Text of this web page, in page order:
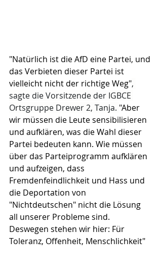
"Natürlich ist die AfD eine Partei, und
das Verbieten dieser Partei ist
vielleicht nicht der richtige Weg",
sagte die Vorsitzende der IGBCE
Ortsgruppe Drewer 2, Tanja. "Aber
wir müssen die Leute sensibilisieren
und aufklären, was die Wahl dieser
Partei bedeuten kann. Wie müssen
über das Parteiprogramm aufklären
und aufzeigen, dass
Fremdenfeindlichkeit und Hass und
die Deportation von
"Nichtdeutschen" nicht die Lösung
all unserer Probleme sind.
Deswegen stehen wir hier: Für
Toleranz, Offenheit, Menschlichkeit"